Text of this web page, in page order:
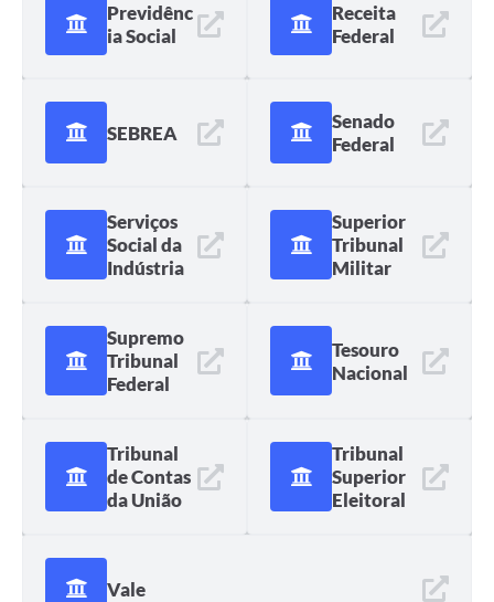
Previdênc
ia Social
Receita
Federal
SEBREA
Senado
Federal
Serviços
Social da
Indústria
Superior
Tribunal
Militar
Supremo
Tribunal
Federal
Tesouro
Nacional
Tribunal
de Contas
da União
Tribunal
Superior
Eleitoral
Vale